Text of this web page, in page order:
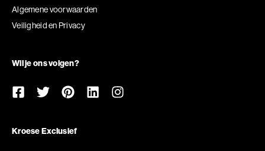
Algemene voorwaarden
Veiligheid en Privacy
Wil je ons volgen?
Kroese Exclusief